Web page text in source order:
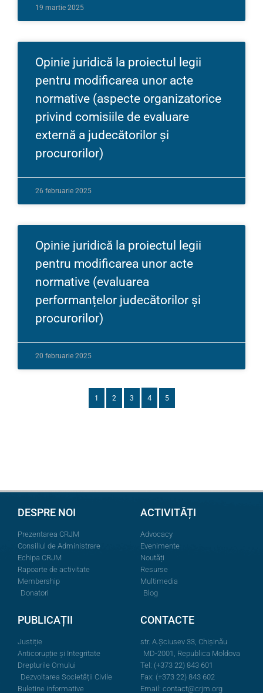
19 martie 2025
Opinie juridică la proiectul legii
pentru modificarea unor acte
normative (aspecte organizatorice
privind comisiile de evaluare
externă a judecătorilor și
procurorilor)
26 februarie 2025
Opinie juridică la proiectul legii
pentru modificarea unor acte
normative (evaluarea
performanțelor judecătorilor și
procurorilor)
20 februarie 2025
1 2 3 4 5
DESPRE NOI
Prezentarea CRJM
Consiliul de Administrare
Echipa CRJM
Rapoarte de activitate
Membership
Donatori
ACTIVITĂȚI
Advocacy
Evenimente
Noutăți
Resurse
Multimedia
Blog
PUBLICAȚII
Justiție
Anticorupție și Integritate
Drepturile Omului
Dezvoltarea Societății Civile
Buletine informative
CONTACTE
str. A.Şciusev 33, Chișinău
MD-2001, Republica Moldova
Tel: (+373 22) 843 601
Fax: (+373 22) 843 602
Email: contact@crjm.org